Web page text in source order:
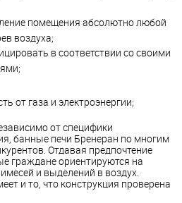
помещения абсолютно любой
воздуха;
в соответствии со своими
от газа и электроэнергии;
от специфики
банные печи Бренеран по многим
Отдавая предпочтение
граждане ориентируются на
и выделений в воздух.
и то, что конструкция проверена